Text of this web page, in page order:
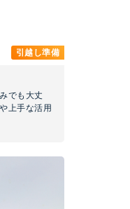
でも大丈
上手な活用
引越し準備